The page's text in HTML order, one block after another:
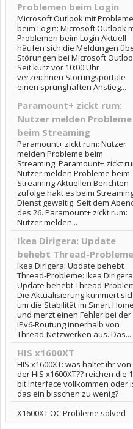
Problemen beim Login
Microsoft Outlook mit
beim Login: Microsoft Outlook
Problemen beim Login Aktuell
häufen sich die Meldungen
Störungen bei Microsoft
Seit kurz vor 10:00 Uhr
verzeichnen Störungsportale
einen sprunghaften Anstieg...
Paramount+ zickt rum:
Nutzer melden Probleme
beim Streaming
Paramount+ zickt rum: Nutzer
melden Probleme beim
Streaming: Paramount+ zickt
Nutzer melden Probleme beim
Streaming Aktuellen Berichten
zufolge hakt es beim
Dienst gewaltig. Seit dem
des 26. Paramount+ zickt rum:
Nutzer melden...
Ikea Dirigera: Update
behebt Thread-Probleme
Ikea Dirigera: Update behebt
Thread-Probleme: Ikea
Update behebt Thread-
Die Aktualisierung kümmert
um die Stabilität im Smart Home
und merzt einen Fehler bei der
IPv6-Routung innerhalb von
Thread-Netzwerken aus. Das...
HIS x1600XT
HIS x1600XT: was haltet ihr von
der HIS x1600XT?? reichen die
bit interface vollkommen oder
das ein bisschen zu wenig?
X1600XT OC Probleme solved